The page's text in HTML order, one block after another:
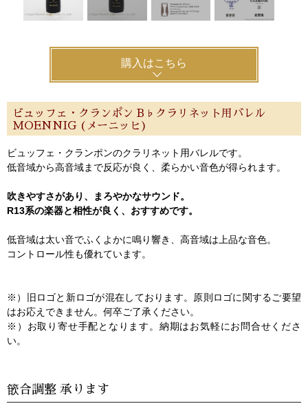
購入はこちら
ビュッフェ・クランポン B♭クラリネット用バレル
MOENNIG (メーニッヒ)
ビュッフェ・クランポンのクラリネット用バレルです。
低音域から高音域まで反応が良く、柔らかい音色が得られます。
吹きやすさがあり、まろやかなサウンド。
R13系の楽器と相性が良く、おすすめです。
低音域は太い音でふくよかに鳴り響き、高音域は上品な音色。
コントロール性も優れています。
※）旧ロゴと新ロゴが混在しております。原則ロゴに関するご要望
はお応えできません。何卒ご了承ください。
※）お取り寄せ手配となります。納期はお気軽にお問合せくださ
い。
篏合調整 承ります